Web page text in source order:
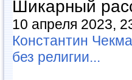
Шикарный
10 апреля 2023,
Константин
без религии...